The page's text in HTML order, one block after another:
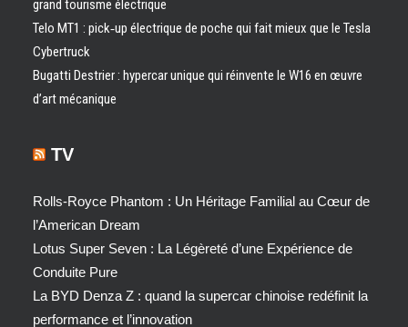
grand tourisme électrique
Telo MT1 : pick‑up électrique de poche qui fait mieux que le Tesla
Cybertruck
Bugatti Destrier : hypercar unique qui réinvente le W16 en œuvre
d’art mécanique
TV
Rolls-Royce Phantom : Un Héritage Familial au Cœur de
l’American Dream
Lotus Super Seven : La Légèreté d’une Expérience de
Conduite Pure
La BYD Denza Z : quand la supercar chinoise redéfinit la
performance et l’innovation